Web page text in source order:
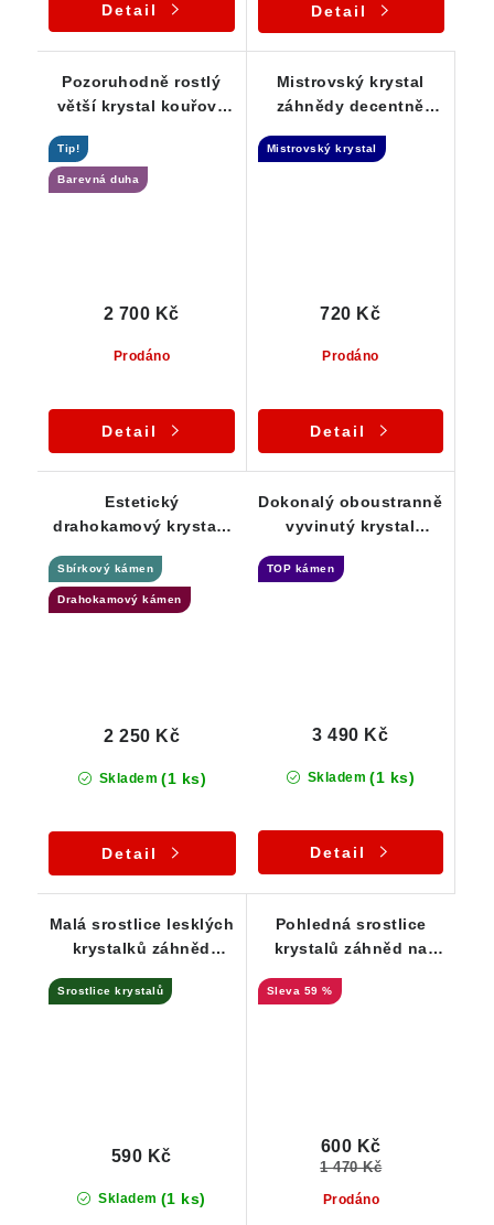
Detail Detail
Pozoruhodně rostlý
větší krystal kouřové
protkaný limonitem
Tip!
Barevná duha
Prodáno
2 700 Kč
Detail
Mistrovský krystal
záhnědy decentně
Elestial
Mistrovský krystal
Prodáno
720 Kč
Detail
Estetický
drahokamový krystal /
Vysočina / Bobrůvka
Sbírkový kámen
Drahokamový kámen
Skladem (1 ks)
2 250 Kč
Detail
Dokonalý oboustranně
vyvinutý krystal
záležitost
TOP kámen
Skladem (1 ks)
3 490 Kč
Detail
Malá srostlice lesklých
krystalků záhněd
slídou / albit
Srostlice krystalů
Skladem (1 ks)
590 Kč
Pohledná srostlice
krystalů záhněd na
křemenem, albitem a
59 %
Prodáno
600 Kč
1 470 Kč